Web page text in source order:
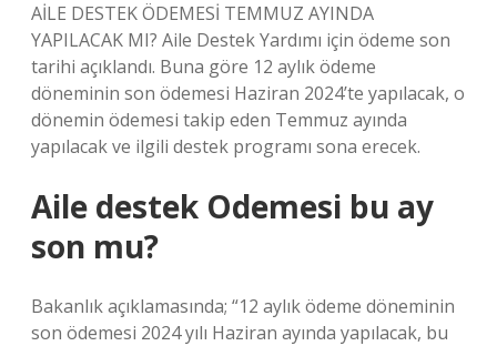
AİLE DESTEK ÖDEMESİ TEMMUZ AYINDA
YAPILACAK MI? Aile Destek Yardımı için ödeme son
tarihi açıklandı. Buna göre 12 aylık ödeme
döneminin son ödemesi Haziran 2024’te yapılacak, o
dönemin ödemesi takip eden Temmuz ayında
yapılacak ve ilgili destek programı sona erecek.
Aile destek Odemesi bu ay
son mu?
Bakanlık açıklamasında; “12 aylık ödeme döneminin
son ödemesi 2024 yılı Haziran ayında yapılacak, bu